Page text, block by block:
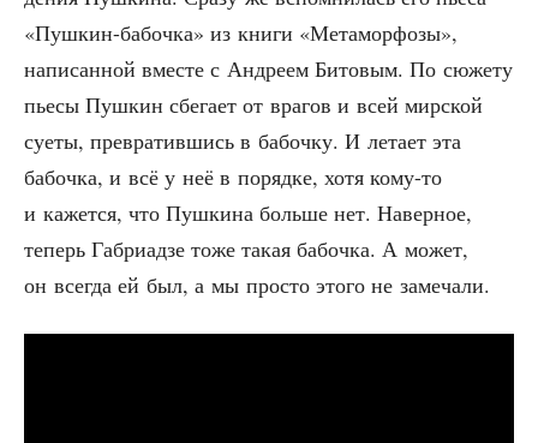
«Пуш­кин-бабоч­ка» из кни­ги «Мета­мор­фо­зы»,
напи­сан­ной вме­сте с Андре­ем Бито­вым. По сюже­ту
пье­сы Пуш­кин сбе­га­ет от вра­гов и всей мир­ской
суе­ты, пре­вра­тив­шись в бабоч­ку. И лета­ет эта
бабоч­ка, и всё у неё в поряд­ке, хотя кому-то
и кажет­ся, что Пуш­ки­на боль­ше нет. Навер­ное,
теперь Габ­ри­ад­зе тоже такая бабоч­ка. А может,
он все­гда ей был, а мы про­сто это­го не замечали.